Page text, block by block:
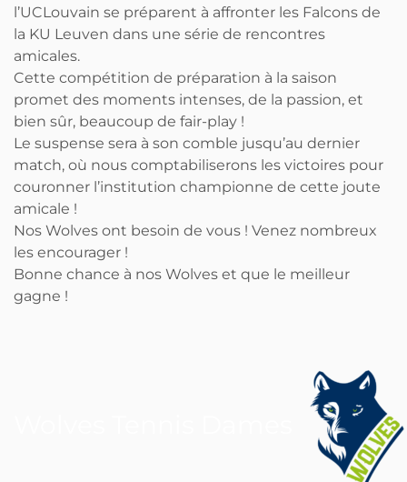
l’UCLouvain se préparent à affronter les Falcons de
la KU Leuven dans une série de rencontres
amicales.
Cette compétition de préparation à la saison
promet des moments intenses, de la passion, et
bien sûr, beaucoup de fair-play !
Le suspense sera à son comble jusqu’au dernier
match, où nous comptabiliserons les victoires pour
couronner l’institution championne de cette joute
amicale !
Nos Wolves ont besoin de vous ! Venez nombreux
les encourager !
Bonne chance à nos Wolves et que le meilleur
gagne !